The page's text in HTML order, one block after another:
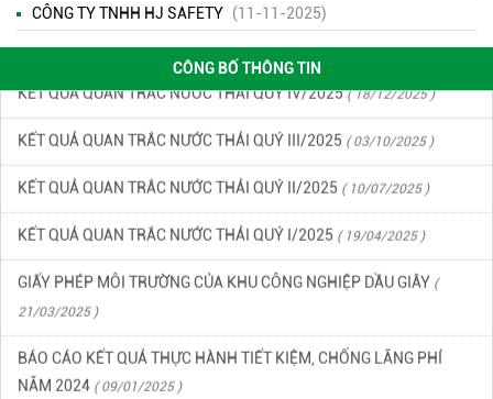
CÔNG TY TNHH HJ SAFETY (11-11-2025)
CÔNG BỐ THÔNG TIN
KẾT QUẢ QUAN TRẮC MÔI TRƯỜNG QUÝ 1 NĂM 2026
KẾT QUẢ QUAN TRẮC NƯỚC THẢI QUÝ IV/2025 ( 18/12/2025 )
KẾT QUẢ QUAN TRẮC NƯỚC THẢI QUÝ III/2025 ( 03/10/2025 )
KẾT QUẢ QUAN TRẮC NƯỚC THẢI QUÝ II/2025 ( 10/07/2025 )
KẾT QUẢ QUAN TRẮC NƯỚC THẢI QUÝ I/2025 ( 19/04/2025 )
GIẤY PHÉP MÔI TRƯỜNG CỦA KHU CÔNG NGHIỆP DẦU GIÂY (
21/03/2025 )
BÁO CÁO KẾT QUẢ THỰC HÀNH TIẾT KIỆM, CHỐNG LÃNG PHÍ
NĂM 2024 ( 09/01/2025 )